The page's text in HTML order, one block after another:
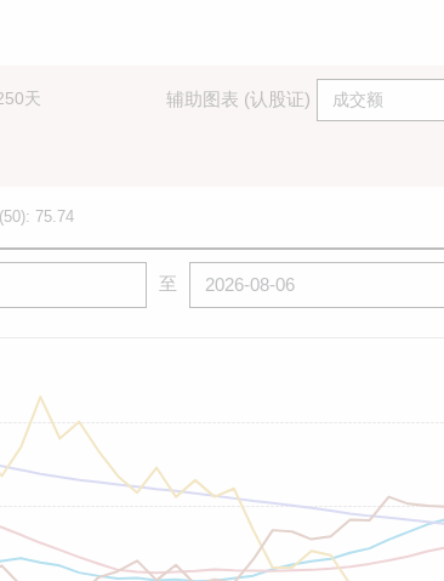
天 辅助图表 (认股证)
75.74
至